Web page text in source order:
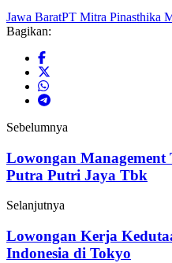
Jawa BaratPT Mitra Pinasthika
Bagikan:
Sebelumnya
Lowongan
Putra Putri Jaya Tbk
Selanjutnya
Lowongan Kerja
Indonesia di Tokyo